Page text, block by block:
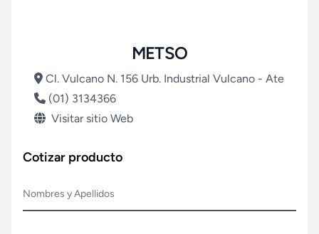
METSO
Cl. Vulcano N. 156 Urb. Industrial Vulcano - Ate
(01) 3134366
Visitar sitio Web
Cotizar producto
Nombres y Apellidos